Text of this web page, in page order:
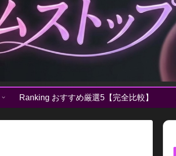
Ranking おすすめ厳選5【完全比較】